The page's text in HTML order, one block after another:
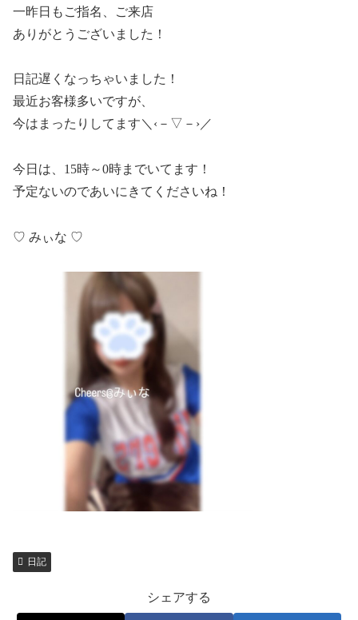
一昨日もご指名、ご来店
ありがとうございました！
日記遅くなっちゃいました！
最近お客様多いですが、
今はまったりしてます＼‹－▽－›／
今日は、15時～0時までいてます！
予定ないのであいにきてくださいね！
♡ みぃな ♡
日記
シェアする